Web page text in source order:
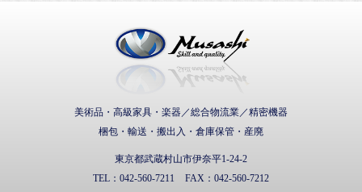
美術品・高級家具・楽器／総合物流業／精密機器
梱包・輸送・搬出入・倉庫保管・産廃
東京都武蔵村山市伊奈平1-24-2
TEL： 042-560-7211 FAX： 042-560-7212